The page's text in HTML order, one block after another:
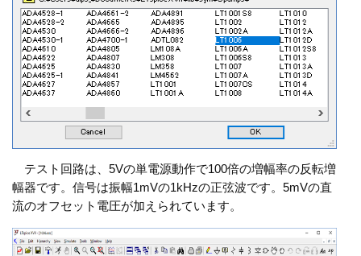
テスト回路は、5Vの単電源動作で100倍の増幅率の反転増
幅器です。信号は振幅1mVの1kHzの正弦波です。5mVの直
流のオフセット電圧が加えられています。